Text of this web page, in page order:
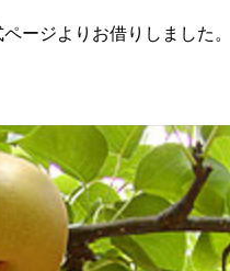
ページよりお借りしました